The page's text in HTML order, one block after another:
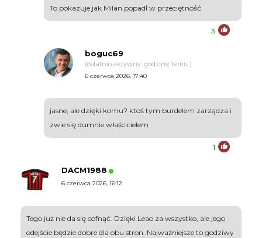
To pokazuje jak Milan popadł w przeciętność
3
boguc69
(ostatnio aktywny: godzinę temu )
6 czerwca 2026, 17:40
jasne, ale dzięki komu? ktoś tym burdelem zarządza i
zwie się dumnie właścicielem
1
DACM1988
6 czerwca 2026, 16:12
Tego już nie da się cofnąć. Dzięki Leao za wszystko, ale jego
odejście będzie dobre dla obu stron. Najważniejsze to godziwy